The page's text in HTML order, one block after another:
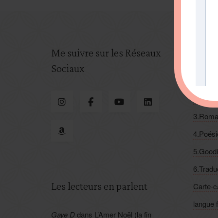
Me suivre sur les Réseaux
Sociaux
Les lecteurs en parlent
Gaye Ddans L’Amer Noël (la fin
2.Feel-
Carte-
langue